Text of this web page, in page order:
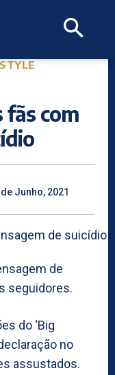
fãs com
Junho, 2021
de
seguidores.
do ‘Big
no
assustados.